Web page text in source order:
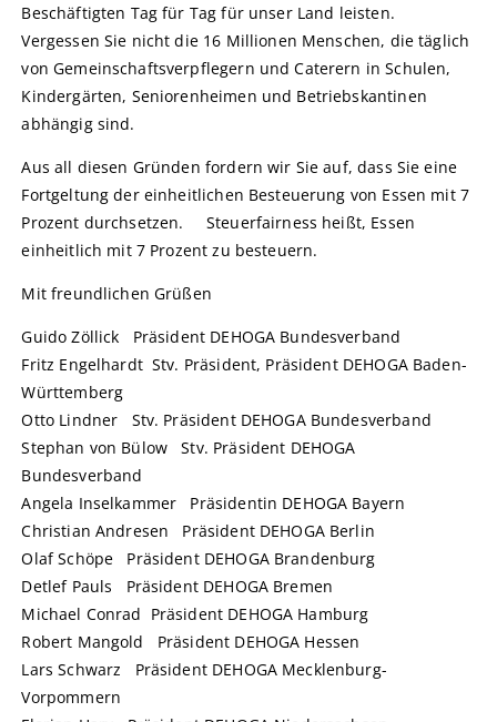
Beschäftigten Tag für Tag für unser Land leisten.
Vergessen Sie nicht die 16 Millionen Menschen, die täglich
von Gemeinschaftsverpflegern und Caterern in Schulen,
Kindergärten, Seniorenheimen und Betriebskantinen
abhängig sind.
Aus all diesen Gründen fordern wir Sie auf, dass Sie eine
Fortgeltung der einheitlichen Besteuerung von Essen mit 7
Prozent durchsetzen. Steuerfairness heißt, Essen
einheitlich mit 7 Prozent zu besteuern.
Mit freundlichen Grüßen
Guido Zöllick Präsident DEHOGA Bundesverband
Fritz Engelhardt Stv. Präsident, Präsident DEHOGA Baden-
Württemberg
Otto Lindner Stv. Präsident DEHOGA Bundesverband
Stephan von Bülow Stv. Präsident DEHOGA
Bundesverband
Angela Inselkammer Präsidentin DEHOGA Bayern
Christian Andresen Präsident DEHOGA Berlin
Olaf Schöpe Präsident DEHOGA Brandenburg
Detlef Pauls Präsident DEHOGA Bremen
Michael Conrad Präsident DEHOGA Hamburg
Robert Mangold Präsident DEHOGA Hessen
Lars Schwarz Präsident DEHOGA Mecklenburg-
Vorpommern